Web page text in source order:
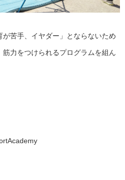
苦手、イヤダー」とならないため
力をつけられるプログラムを組ん